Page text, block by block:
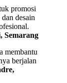
promosi
desain
Semarang
membantu
berjalan